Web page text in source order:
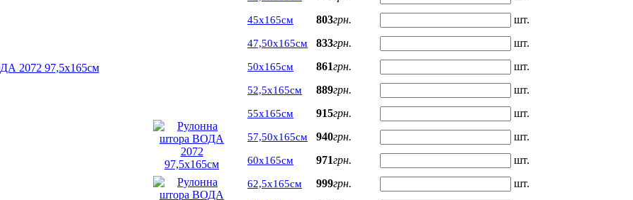
45х165см 803грн. шт.
47,50х165см 833грн. шт.
50х165см 861грн. шт.
52,5х165см 889грн. шт.
55х165см 915грн. шт.
57,50х165см 940грн. шт.
60х165см 971грн. шт.
62,5х165см 999грн. шт.